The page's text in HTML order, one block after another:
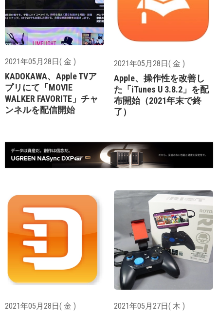
2021年05月28日( 金 )
KADOKAWA、Apple TVア
プリにて「MOVIE
WALKER FAVORITE」チャ
ンネルを配信開始
2021年05月28日( 金 )
Apple、操作性を改善し
た「iTunes U 3.8.2」を配
布開始（2021年末で終
了）
2021年05月28日( 金 ) 2021年05月27日( 木 )